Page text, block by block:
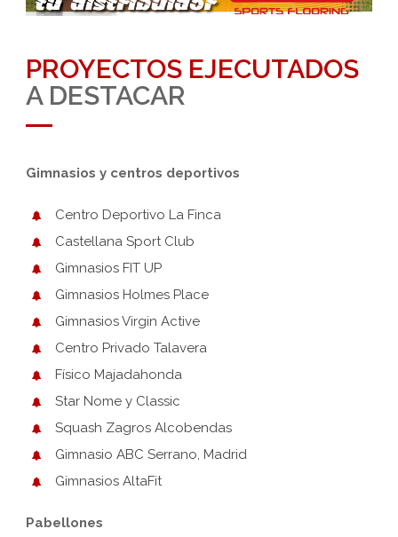
PROYECTOS EJECUTADOS
A DESTACAR
Gimnasios y centros deportivos
Centro Deportivo La Finca
Castellana Sport Club
Gimnasios FIT UP
Gimnasios Holmes Place
Gimnasios Virgin Active
Centro Privado Talavera
Físico Majadahonda
Star Nome y Classic
Squash Zagros Alcobendas
Gimnasio ABC Serrano, Madrid
Gimnasios AltaFit
Pabellones